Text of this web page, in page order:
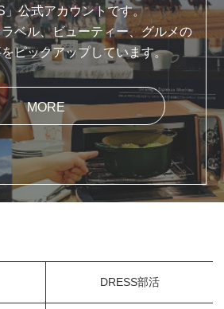
」公式アカウントです。
ベル、ビューティー、グルメの
ピックアップしています。
MORE
DRESS部活